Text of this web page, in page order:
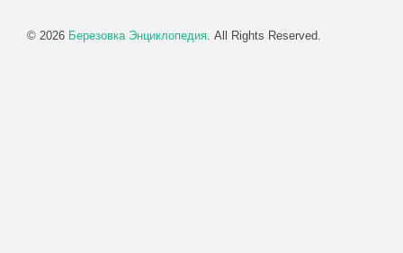
© 2026 Березовка Энциклопедия. All Rights Reserved.